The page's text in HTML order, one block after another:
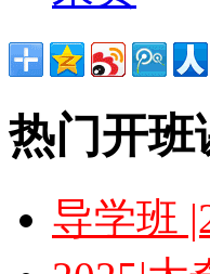
热门开班
导学班